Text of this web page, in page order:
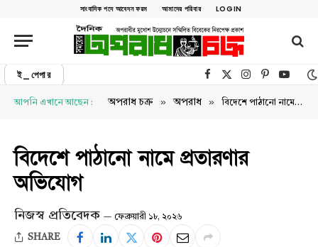
সাংবাদিক পদে আবেদন ফরম আমাদের পরিবার LOGIN
ই_পেপার Facebook
X (Twitter)Instagram
Pinterest
আপনি এখানে আছেন : অপরাধ চক্র » অপরাধ » বিদেশে পাঠানো নামে প্রতারণার অভিযোগ
বিদেশে পাঠানো নামে প্রতারণার
অভিযোগ
নিজস্ব প্রতিবেদক ফেব্রুয়ারী ১৮, ২০২৬
SHARE